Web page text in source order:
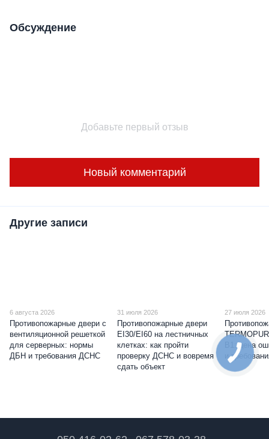
Обсуждение
Добавьте первый отзыв
Новый комментарий
Другие записи
6 августа 2026
Противопожарные двери с
вентиляционной решеткой
для серверных: нормы
ДБН и требования ДСНС
31 июля 2026
Противопожарные двери
EI30/EI60 на лестничных
клетках: как пройти
проверку ДСНС и вовремя
сдать объект
27 июля 2026
B1: цена
и